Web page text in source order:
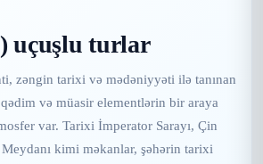
uçuşlu turlar
zəngin tarixi və mədəniyyəti ilə tanınan
və müasir elementlərin bir araya
var. Tarixi İmperator Sarayı, Çin
kimi məkanlar, şəhərin tarixi